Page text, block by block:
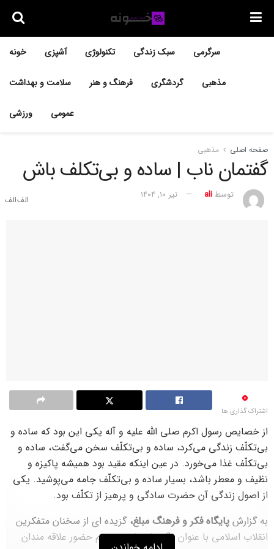
خونه آشپزی تکنولوژی سبک زندگی سرگرمی
سلامت و بهداشت فرهنگ و هنر گردشگری مذهبی
ورزشی عمومی
صفحه اصلی مذهبی
گفتمان ناب | ساده و بی‌تکلف باش
توسطali تیر ۱۰, ۱۴۰۴
0
اشتراک گذاری ها
از خصایص رسول اکرم صلی الله علیه و آله یکی این بود که ساده و
بی‌تکلّف زندگی می‌کرد، ساده و بی‌تکلّف سخن می‌گفت، ساده و
بی‌تکلّف غذا می‌خورد. در عین اینکه مقید بود همیشه پاکیزه و
نظیف و معطر باشد، بسیار ساده و بی‌تکلّف جامه می‌پوشید. یکی
از اصول زندگی آن حضرت سادگی و پرهیز از تکلّف بود.
به گزارش پایگاه فکر و فرهنگ مبلغ،گزیده ای از سخنان متفکرین
انقلاب اسلامی با عنوان «گفتمان ناب» تقدیم حضور علاقه مندان